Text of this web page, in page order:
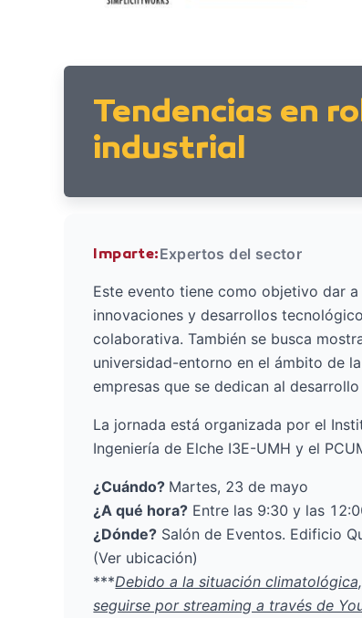
Tendencias en
industrial
Imparte:Expertos del sector
Este evento tiene como objetivo dar
innovaciones y desarrollos
colaborativa. También se busca
universidad-entorno en el ámbito de
empresas que se dedican al
La jornada está organizada por el
Ingeniería de Elche I3E-UMH y el
¿Cuándo? Martes, 23 de mayo
¿A qué hora? Entre las 9:30 y las
¿Dónde? Salón de Eventos. Edificio
(Ver ubicación)
***Debido a la situación
seguirse por streaming a través de